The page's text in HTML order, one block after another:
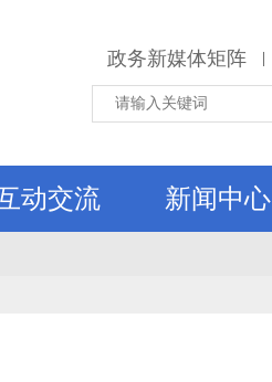
政务新媒体矩阵 |
动交流 新闻中心